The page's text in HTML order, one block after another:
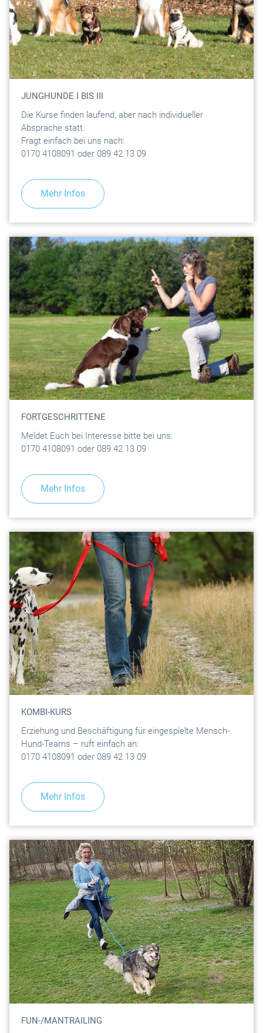
JUNGHUNDE I BIS III
Die Kurse finden laufend, aber nach individueller
Absprache statt.
Fragt einfach bei uns nach:
0170 4108091 oder 089 42 13 09
Mehr Infos
FORTGESCHRITTENE
Meldet Euch bei Interesse bitte bei uns:
0170 4108091 oder 089 42 13 09
Mehr Infos
KOMBI-KURS
Erziehung und Beschäftigung für eingespielte Mensch-
Hund-Teams – ruft einfach an:
0170 4108091 oder 089 42 13 09
Mehr Infos
FUN-/MANTRAILING